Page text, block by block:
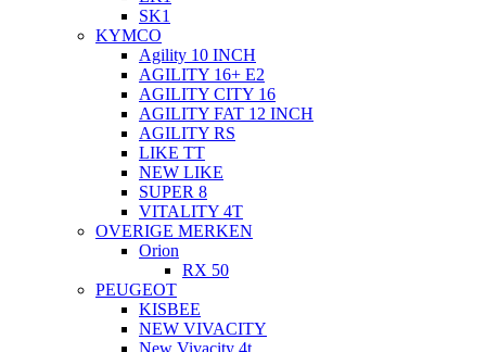
SK1
KYMCO
Agility 10 INCH
AGILITY 16+ E2
AGILITY CITY 16
AGILITY FAT 12 INCH
AGILITY RS
LIKE TT
NEW LIKE
SUPER 8
VITALITY 4T
OVERIGE MERKEN
Orion
RX 50
PEUGEOT
KISBEE
NEW VIVACITY